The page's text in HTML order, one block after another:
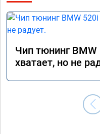
Чип тюнинг BMW
хватает, но не